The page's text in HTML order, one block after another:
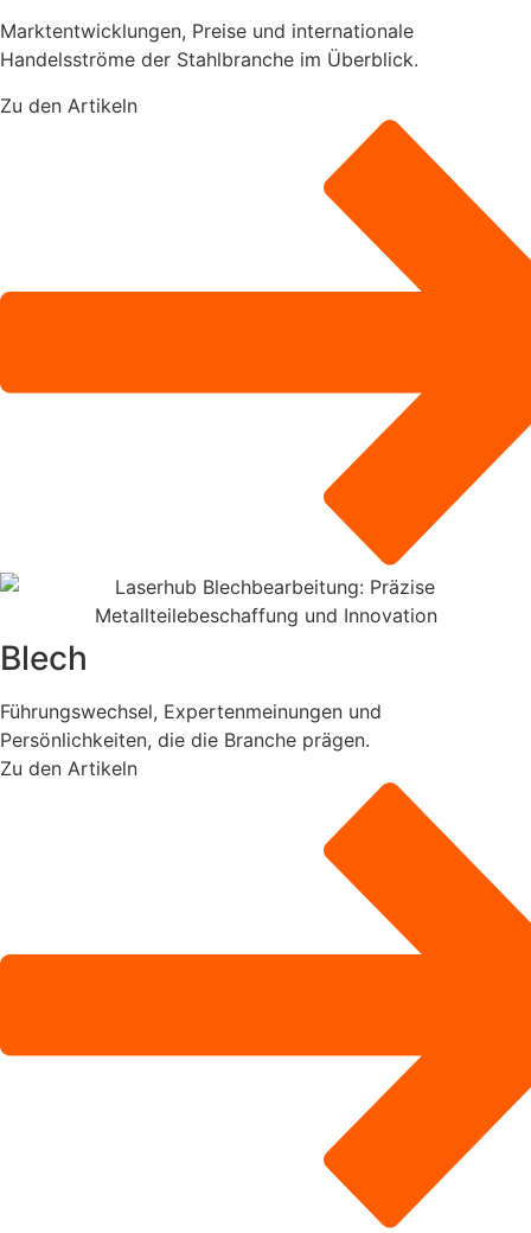
Marktentwicklungen, Preise und internationale
Handelsströme der Stahlbranche im Überblick.
Zu den Artikeln
Blech
Führungswechsel, Expertenmeinungen und
Persönlichkeiten, die die Branche prägen.
Zu den Artikeln